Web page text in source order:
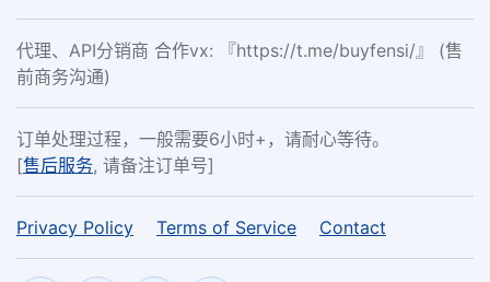
代理、API分销商 合作vx: 『https://t.me/buyfensi/』 (售
前商务沟通)
订单处理过程，一般需要6小时+，请耐心等待。
[售后服务, 请备注订单号]
Privacy Policy Terms of Service Contact